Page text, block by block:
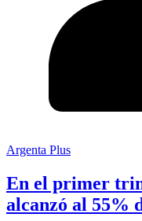
Argenta Plus
En el primer
alcanzó al 55%